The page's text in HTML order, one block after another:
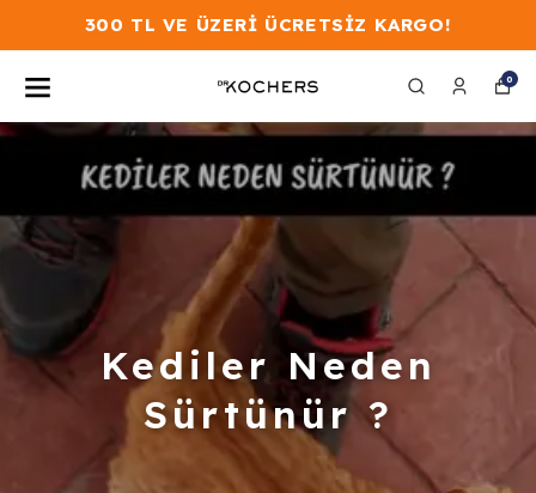
300 TL VE ÜZERİ ÜCRETSİZ KARGO!
0
Kediler Neden
Sürtünür ?